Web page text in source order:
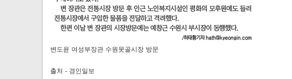
변도윤 여성부장관 수원못골시장 방문
출처 - 경인일보